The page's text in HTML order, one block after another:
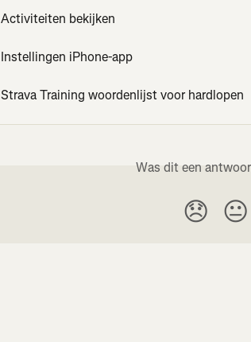
Activiteiten bekijken
Instellingen iPhone-app
Strava Training woordenlijst voor hardlopen
Was dit een
😞 😐